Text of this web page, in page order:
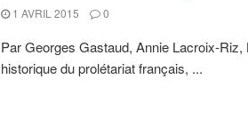
1 AVRIL 2015 0
Par Georges Gastaud, Annie Lacroix-
historique du prolétariat français, ...